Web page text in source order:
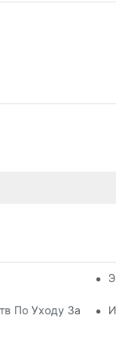
Выбор Для
По Уходу За